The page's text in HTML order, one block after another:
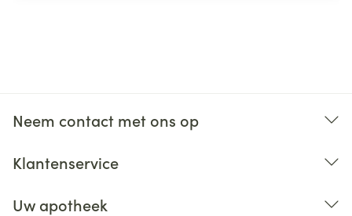
Neem contact met ons op
Klantenservice
Uw apotheek